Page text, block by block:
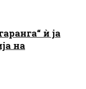
ѝ ја
на